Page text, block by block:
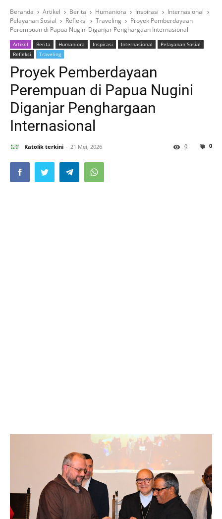
Beranda Artikel Berita Humaniora Inspirasi
Internasional
Pelayanan Sosial
Refleksi Traveling
Proyek Pemberdayaan
Perempuan di Papua Nugini Diganjar Penghargaan Internasional
Artikel Berita Humaniora Inspirasi Internasional
Pelayanan Sosial
Refleksi
Traveling
Proyek Pemberdayaan
Perempuan di Papua Nugini
Diganjar Penghargaan
Internasional
Katolik terkini 21 Mei, 2026 0
0